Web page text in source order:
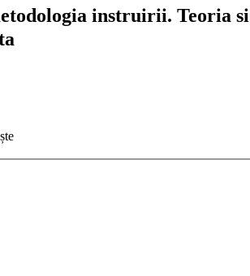
instruirii. Teoria si